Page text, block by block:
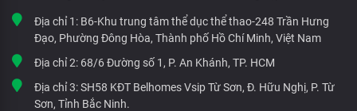
Địa chỉ 1: B6-Khu trung tâm thể dục thể thao-248 Trần Hưng
Đạo, Phường Đông Hòa, Thành phố Hồ Chí Minh, Việt Nam
Địa chỉ 2: 68/6 Đường số 1, P. An Khánh, TP. HCM
Địa chỉ 3:SH58 KĐT Belhomes Vsip Từ Sơn, Đ. Hữu Nghị, P. Từ
Sơn, Tỉnh Bắc Ninh.